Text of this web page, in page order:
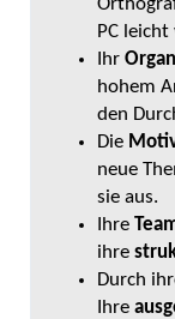
PC
Ihr
hohem
den
Die
neue
sie aus.
Ihre
ihre
Durch
Ihre